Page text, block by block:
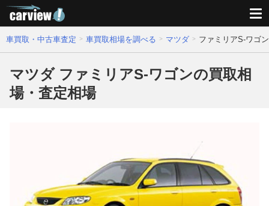
車買取・中古車査定 車買取相場を調べる マツダ ファミリアS-ワゴ
マツダ ファミリアS-ワゴンの買取相
場・査定相場